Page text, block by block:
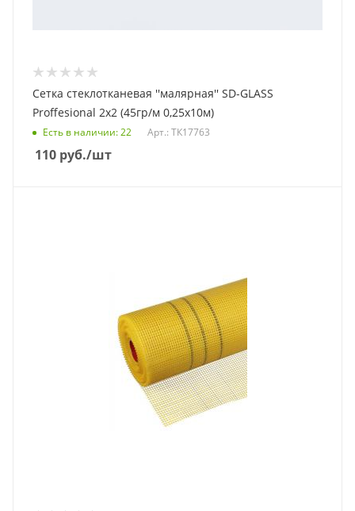
Сетка стеклотканевая ''малярная'' SD-GLASS
Proffesional 2x2 (45гр/м 0,25х10м)
Есть в наличии: 22 Арт.: ТК17763
110 руб./шт